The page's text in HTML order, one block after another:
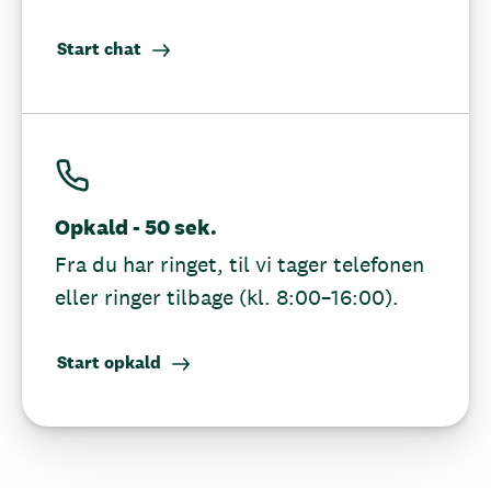
Start chat
Opkald - 50 sek.
Fra du har ringet, til vi tager telefonen
eller ringer tilbage (kl. 8:00–16:00).
Start opkald